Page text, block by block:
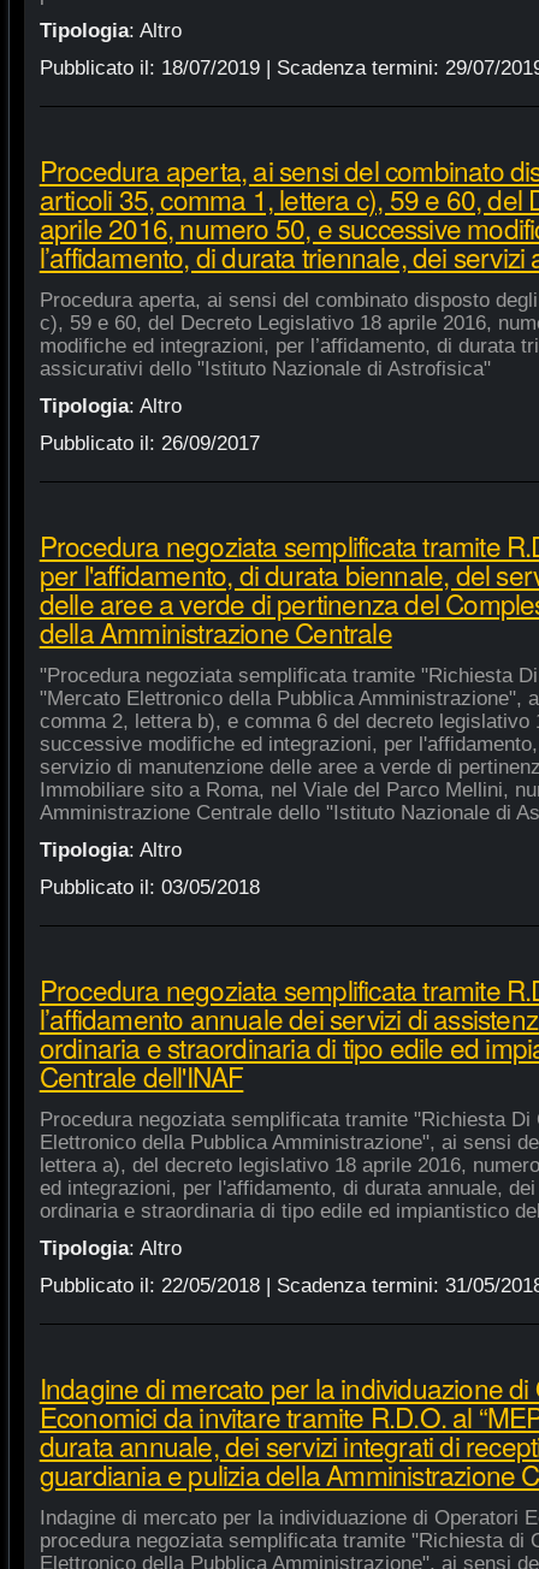
Tipologia: Altro
Pubblicato il: 18/07/2019| Scadenza termini: 29/07/
Procedura aperta, ai sensi del combinato
articoli 35, comma 1, lettera c), 59 e 60, del
aprile 2016, numero 50, e successive
l’affidamento, di durata triennale, dei servizi
Procedura aperta, ai sensi del combinato disposto
c), 59 e 60, del Decreto Legislativo 18 aprile 2016,
modifiche ed integrazioni, per l’affidamento, di durata
assicurativi dello "Istituto Nazionale di Astrofisica"
Tipologia: Altro
Pubblicato il: 26/09/2017
Procedura negoziata semplificata tramite
per l'affidamento, di durata biennale, del
delle aree a verde di pertinenza del
della Amministrazione Centrale
"Procedura negoziata semplificata tramite "Richiesta
"Mercato Elettronico della Pubblica Amministrazione",
comma 2, lettera b), e comma 6 del decreto legislativo
successive modifiche ed integrazioni, per
servizio di manutenzione delle aree a verde di
Immobiliare sito a Roma, nel Viale del Parco Mellini,
Amministrazione Centrale dello "Istituto Nazionale di
Tipologia: Altro
Pubblicato il: 03/05/2018
Procedura negoziata semplificata tramite
l’affidamento annuale dei servizi di
ordinaria e straordinaria di tipo edile ed
Centrale dell'INAF
Procedura negoziata semplificata tramite "Richiesta
Elettronico della Pubblica Amministrazione", ai sensi
lettera a), del decreto legislativo 18 aprile 2016,
ed integrazioni, per l'affidamento, di durata annuale,
ordinaria e straordinaria di tipo edile ed impiantistico
Tipologia: Altro
Pubblicato il: 22/05/2018| Scadenza termini: 31/05/
Indagine di mercato per la individuazione
Economici da invitare tramite R.D.O. al
durata annuale, dei servizi integrati di
guardiania e pulizia della Amministrazione
Indagine di mercato per la individuazione di Operatori
procedura negoziata semplificata tramite "Richiesta di
Elettronico della Pubblica Amministrazione", ai sensi